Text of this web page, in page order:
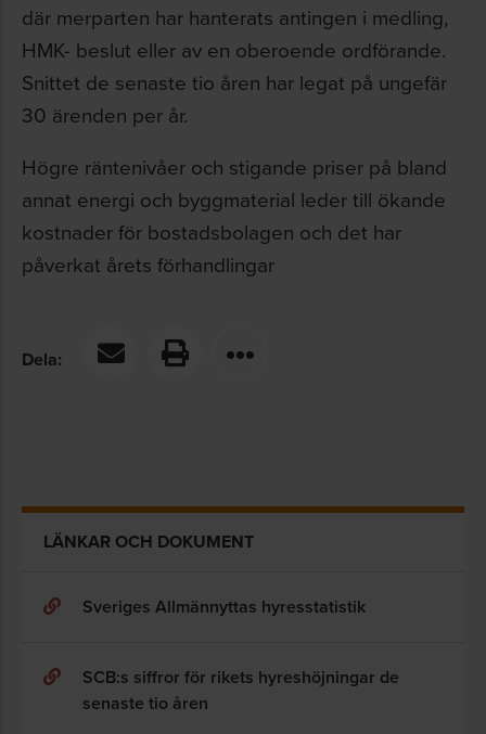
där merparten har hanterats antingen i medling,
HMK- beslut eller av en oberoende ordförande.
Snittet de senaste tio åren har legat på ungefär
30 ärenden per år.
Högre räntenivåer och stigande priser på bland
annat energi och byggmaterial leder till ökande
kostnader för bostadsbolagen och det har
påverkat årets förhandlingar
Dela:
LÄNKAR OCH DOKUMENT
Sveriges Allmännyttas hyresstatistik
SCB:s siffror för rikets hyreshöjningar de
senaste tio åren